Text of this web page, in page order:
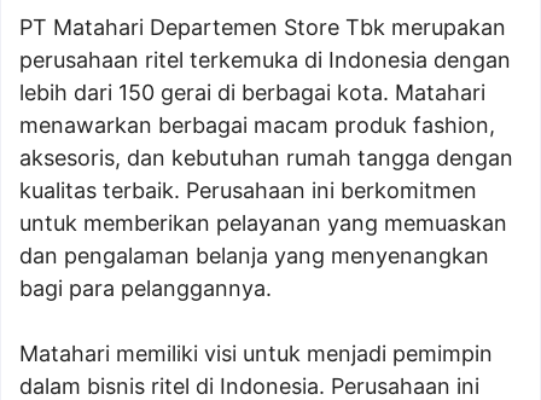
PT Matahari Departemen Store Tbk merupakan
perusahaan ritel terkemuka di Indonesia dengan
lebih dari 150 gerai di berbagai kota. Matahari
menawarkan berbagai macam produk fashion,
aksesoris, dan kebutuhan rumah tangga dengan
kualitas terbaik. Perusahaan ini berkomitmen
untuk memberikan pelayanan yang memuaskan
dan pengalaman belanja yang menyenangkan
bagi para pelanggannya.
Matahari memiliki visi untuk menjadi pemimpin
dalam bisnis ritel di Indonesia. Perusahaan ini